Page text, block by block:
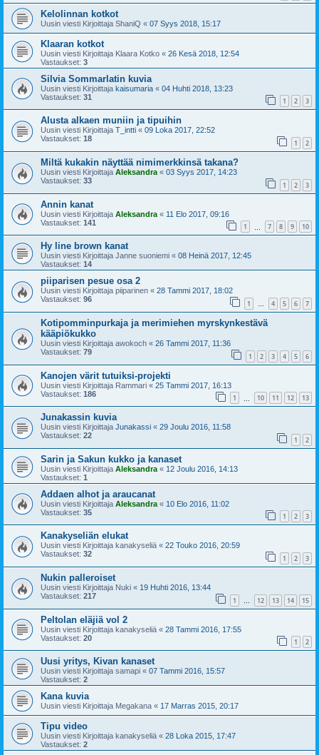
Kelolinnan kotkot
Uusin viesti Kirjoittaja ShaniQ « 07 Syys 2018, 15:17
Klaaran kotkot
Uusin viesti Kirjoittaja Klaara Kotko « 26 Kesä 2018, 12:54
Vastaukset: 3
Silvia Sommarlatin kuvia
Uusin viesti Kirjoittaja kaisumaria « 04 Huhti 2018, 13:23
Vastaukset: 31 1 2 3
Alusta alkaen muniin ja tipuihin
Uusin viesti Kirjoittaja T_intti « 09 Loka 2017, 22:52
Vastaukset: 18 1 2
Miltä kukakin näyttää nimimerkkinsä takana?
Uusin viesti Kirjoittaja Aleksandra « 03 Syys 2017, 14:23
Vastaukset: 33 1 2 3
Annin kanat
Uusin viesti Kirjoittaja Aleksandra « 11 Elo 2017, 09:16
Vastaukset: 141 1 7 8 9 10
Hy line brown kanat
Uusin viesti Kirjoittaja Janne suoniemi « 08 Heinä 2017, 12:45
Vastaukset: 14
piiparisen pesue osa 2
Uusin viesti Kirjoittaja piiparinen « 28 Tammi 2017, 18:02
Vastaukset: 96 1 … 4 5 6 7
Kotipomminpurkaja ja merimiehen myrskynkestävä
kääpiökukko
Uusin viesti Kirjoittaja awokoch « 26 Tammi 2017, 11:36
Vastaukset: 79 1 2 3 4 5 6
Kanojen värit tutuiksi-projekti
Uusin viesti Kirjoittaja Rammari « 25 Tammi 2017, 16:13
Vastaukset: 186 1 10 11 12 13
Junakassin kuvia
Uusin viesti Kirjoittaja Junakassi « 29 Joulu 2016, 11:58
Vastaukset: 22 1 2
Sarin ja Sakun kukko ja kanaset
Uusin viesti Kirjoittaja Aleksandra « 12 Joulu 2016, 14:13
Vastaukset: 1
Addaen alhot ja araucanat
Uusin viesti Kirjoittaja Aleksandra « 10 Elo 2016, 11:02
Vastaukset: 35 1 2 3
Kanakyseliän elukat
Uusin viesti Kirjoittaja kanakyseliä « 22 Touko 2016, 20:59
Vastaukset: 32 1 2 3
Nukin palleroiset
Uusin viesti Kirjoittaja Nuki « 19 Huhti 2016, 13:44
Vastaukset: 217 1 … 12 13 14 15
Peltolan eläjiä vol 2
Uusin viesti Kirjoittaja kanakyseliä « 28 Tammi 2016, 17:55
Vastaukset: 20 1 2
Uusi yritys, Kivan kanaset
Uusin viesti Kirjoittaja samapi « 07 Tammi 2016, 15:57
Vastaukset: 2
Kana kuvia
Uusin viesti Kirjoittaja Megakana « 17 Marras 2015, 20:17
Tipu video
Uusin viesti Kirjoittaja kanakyseliä « 28 Loka 2015, 17:47
Vastaukset: 2